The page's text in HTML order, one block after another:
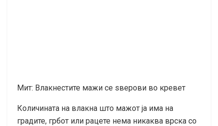
Мит: Влакнестите мажи се ѕверови во кревет
Количината на влакна што мажот ја има на
градите, грбот или рацете нема никаква врска со